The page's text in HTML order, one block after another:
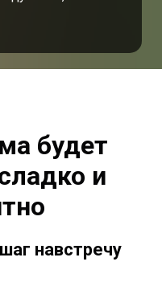
будет
и
навстречу